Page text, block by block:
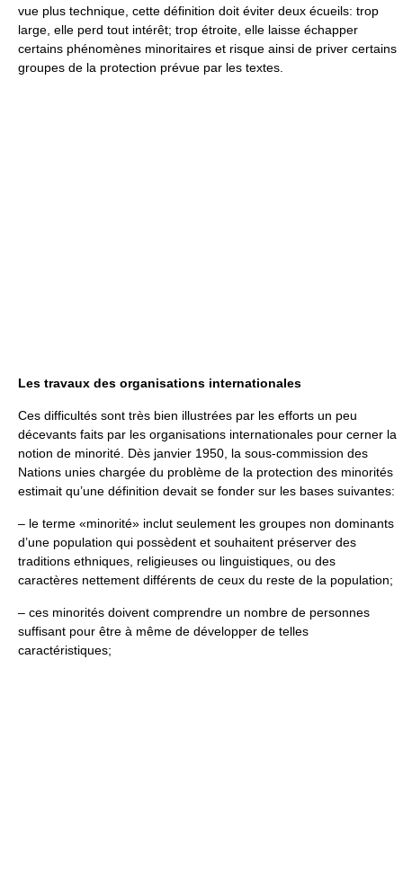
vue plus technique, cette définition doit éviter deux écueils: trop
large, elle perd tout intérêt; trop étroite, elle laisse échapper
certains phénomènes minoritaires et risque ainsi de priver certains
groupes de la protection prévue par les textes.
Les travaux des organisations internationales
Ces difficultés sont très bien illustrées par les efforts un peu
décevants faits par les organisations internationales pour cerner la
notion de minorité. Dès janvier 1950, la sous-commission des
Nations unies chargée du problème de la protection des minorités
estimait qu’une définition devait se fonder sur les bases suivantes:
– le terme «minorité» inclut seulement les groupes non dominants
d’une population qui possèdent et souhaitent préserver des
traditions ethniques, religieuses ou linguistiques, ou des
caractères nettement différents de ceux du reste de la population;
– ces minorités doivent comprendre un nombre de personnes
suffisant pour être à même de développer de telles
caractéristiques;